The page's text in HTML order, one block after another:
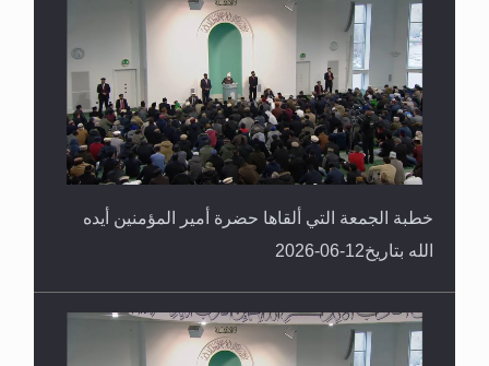
خطبة الجمعة التي ألقاها حضرة أمير المؤمنين أيده
الله بتاريخ12-06-2026